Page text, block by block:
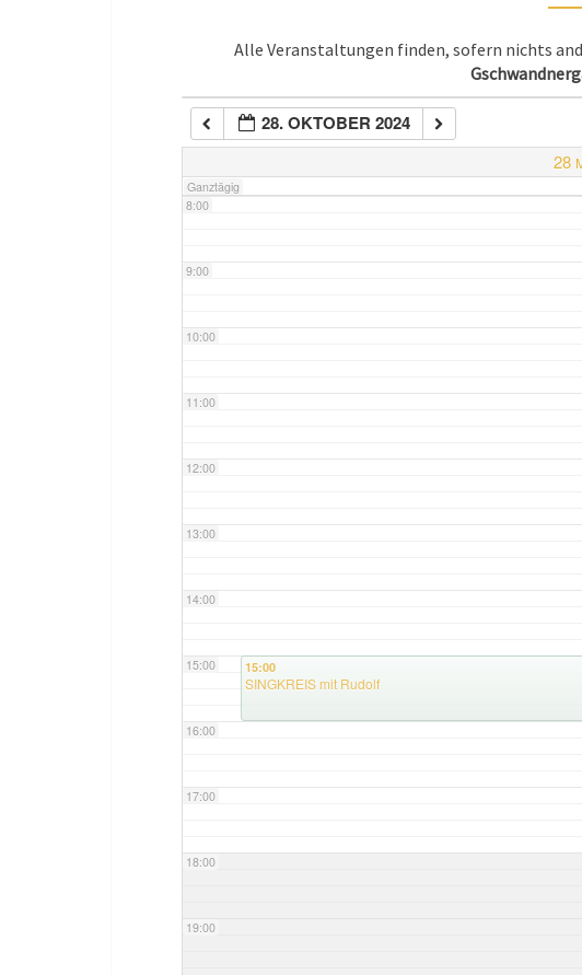
Alle Veranstaltungen finden, sofern nichts
28. OKTOBER 2024
28
Ganztägig
7:00
8:00
9:00
10:00
11:00
12:00
13:00
14:00
15:00
16:00
17:00
18:00
19:00
15:00
SINGKREIS mit Rudolf